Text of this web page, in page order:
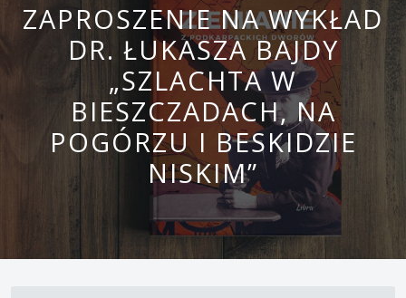
ZAPROSZENIE NA WYKŁAD
DR. ŁUKASZA BAJDY
„SZLACHTA W
BIESZCZADACH, NA
POGÓRZU I BESKIDZIE
NISKIM”